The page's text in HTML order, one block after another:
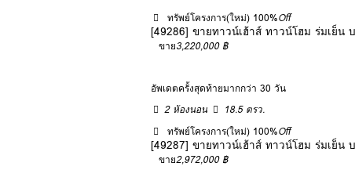
ทรัพย์โครงการ(ใหม่) 100%Off
[49286] ขายทาวน์เฮ้าส์ ทาวน์โฮม ร่มเย็น
ขาย3,220,000 ฿
อัพเดตครั้งสุดท้ายมากกว่า 30 วัน
2 ห้องนอน
18.5 ตรว.
ทรัพย์โครงการ(ใหม่) 100%Off
[49287] ขายทาวน์เฮ้าส์ ทาวน์โฮม ร่มเย็น
ขาย2,972,000 ฿